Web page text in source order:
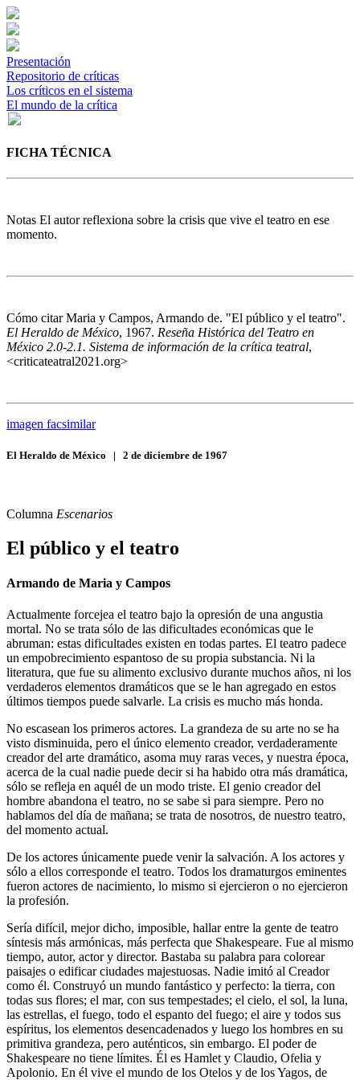
Presentación
Repositorio de críticas
Los críticos en el sistema
El mundo de la crítica
FICHA TÉCNICA
Notas El autor reflexiona sobre la crisis que vive el teatro en ese
momento.
Cómo citarMaria y Campos, Armando de. "El público y el teatro".
El Heraldo de México, 1967. Reseña Histórica del Teatro en
México 2.0-2.1. Sistema de información de la crítica teatral,
<criticateatral2021.org>
imagen facsimilar
El Heraldo de México | 2 de diciembre de 1967
Columna Escenarios
El público y el teatro
Armando de Maria y Campos
Actualmente forcejea el teatro bajo la opresión de una angustia
mortal. No se trata sólo de las dificultades económicas que le
abruman: estas dificultades existen en todas partes. El teatro padece
un empobrecimiento espantoso de su propia substancia. Ni la
literatura, que fue su alimento exclusivo durante muchos años, ni los
verdaderos elementos dramáticos que se le han agregado en estos
últimos tiempos puede salvarle. La crisis es mucho más honda.
No escasean los primeros actores. La grandeza de su arte no se ha
visto disminuida, pero el único elemento creador, verdaderamente
creador del arte dramático, asoma muy raras veces, y nuestra época,
acerca de la cual nadie puede decir si ha habido otra más dramática,
sólo se refleja en aquél de un modo triste. El genio creador del
hombre abandona el teatro, no se sabe si para siempre. Pero no
hablamos del día de mañana; se trata de nosotros, de nuestro teatro,
del momento actual.
De los actores únicamente puede venir la salvación. A los actores y
sólo a ellos corresponde el teatro. Todos los dramaturgos eminentes
fueron actores de nacimiento, lo mismo si ejercieron o no ejercieron
la profesión.
Sería difícil, mejor dicho, imposible, hallar entre la gente de teatro
síntesis más armónicas, más perfecta que Shakespeare. Fue al mismo
tiempo, autor, actor y director. Bastaba su palabra para colorear
paisajes o edificar ciudades majestuosas. Nadie imitó al Creador
como él. Construyó un mundo fantástico y perfecto: la tierra, con
todas sus flores; el mar, con sus tempestades; el cielo, el sol, la luna,
las estrellas, el fuego, todo el espanto del fuego; el aire y todos sus
espíritus, los elementos desencadenados y luego los hombres en su
primitiva grandeza, pero auténticos, sin embargo. El poder de
Shakespeare no tiene límites. Él es Hamlet y Claudio, Ofelia y
Apolonio. En él vive el mundo de los Otelos y de los Yagos, de